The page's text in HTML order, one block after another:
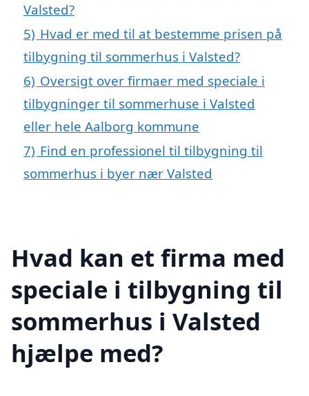
Valsted?
5) Hvad er med til at bestemme prisen på
tilbygning til sommerhus i Valsted?
6) Oversigt over firmaer med speciale i
tilbygninger til sommerhuse i Valsted
eller hele Aalborg kommune
7) Find en professionel til tilbygning til
sommerhus i byer nær Valsted
Hvad kan et firma med
speciale i tilbygning til
sommerhus i Valsted
hjælpe med?